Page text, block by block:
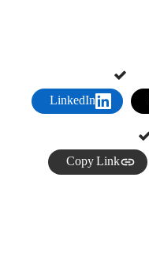
LinkedIn
Copy Link